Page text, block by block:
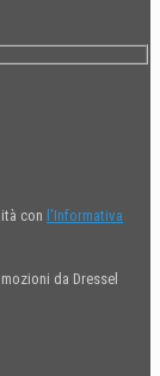
con l'Informativa
da Dressel